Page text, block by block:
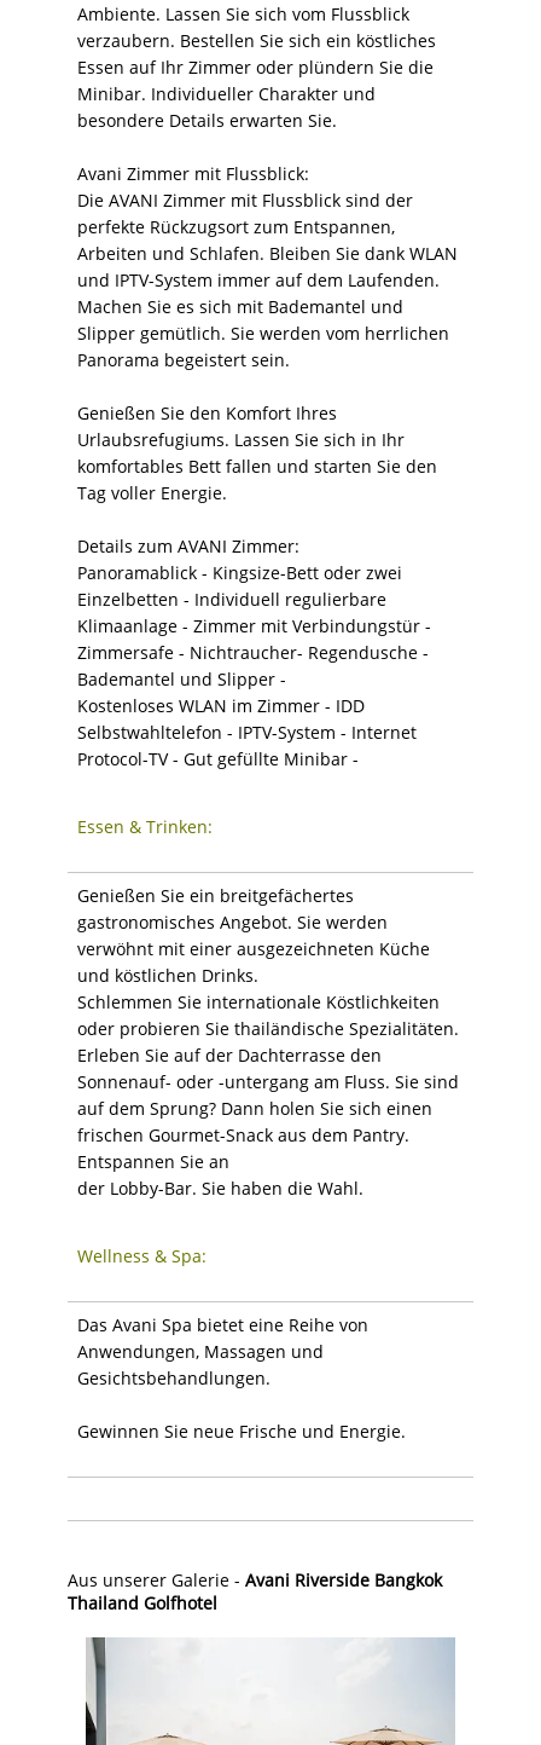
Ambiente. Lassen Sie sich vom Flussblick
verzaubern. Bestellen Sie sich ein köstliches
Essen auf Ihr Zimmer oder plündern Sie die
Minibar. Individueller Charakter und
besondere Details erwarten Sie.
Avani Zimmer mit Flussblick:
Die AVANI Zimmer mit Flussblick sind der
perfekte Rückzugsort zum Entspannen,
Arbeiten und Schlafen. Bleiben Sie dank WLAN
und IPTV-System immer auf dem Laufenden.
Machen Sie es sich mit Bademantel und
Slipper gemütlich. Sie werden vom herrlichen
Panorama begeistert sein.
Genießen Sie den Komfort Ihres
Urlaubsrefugiums. Lassen Sie sich in Ihr
komfortables Bett fallen und starten Sie den
Tag voller Energie.
Details zum AVANI Zimmer:
Panoramablick - Kingsize-Bett oder zwei
Einzelbetten - Individuell regulierbare
Klimaanlage - Zimmer mit Verbindungstür -
Zimmersafe - Nichtraucher- Regendusche -
Bademantel und Slipper -
Kostenloses WLAN im Zimmer - IDD
Selbstwahltelefon - IPTV-System - Internet
Protocol-TV - Gut gefüllte Minibar -
Essen & Trinken:
Genießen Sie ein breitgefächertes
gastronomisches Angebot. Sie werden
verwöhnt mit einer ausgezeichneten Küche
und köstlichen Drinks.
Schlemmen Sie internationale Köstlichkeiten
oder probieren Sie thailändische Spezialitäten.
Erleben Sie auf der Dachterrasse den
Sonnenauf- oder -untergang am Fluss. Sie sind
auf dem Sprung? Dann holen Sie sich einen
frischen Gourmet-Snack aus dem Pantry.
Entspannen Sie an
der Lobby-Bar. Sie haben die Wahl.
Wellness & Spa:
Das Avani Spa bietet eine Reihe von
Anwendungen, Massagen und
Gesichtsbehandlungen.
Gewinnen Sie neue Frische und Energie.
Aus unserer Galerie - Avani Riverside Bangkok
Thailand Golfhotel